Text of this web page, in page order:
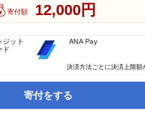
寄付額 12,000円
寄付をする
ジット
ド
ANA Pay
決済方法ごとに決済上限額